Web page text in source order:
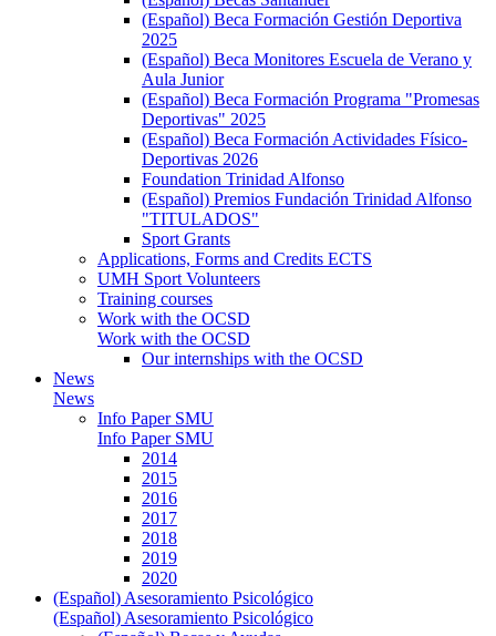
(Español) Beca Formación Gestión Deportiva
2025
(Español) Beca Monitores Escuela de Verano y
Aula Junior
(Español) Beca Formación Programa "Promesas
Deportivas" 2025
(Español) Beca Formación Actividades Físico-
Deportivas 2026
Foundation Trinidad Alfonso
(Español) Premios Fundación Trinidad Alfonso
"TITULADOS"
Sport Grants
Applications, Forms and Credits ECTS
UMH Sport Volunteers
Training courses
Work with the OCSD
Work with the OCSD
Our internships with the OCSD
News
News
Info Paper SMU
Info Paper SMU
2014
2015
2016
2017
2018
2019
2020
(Español) Asesoramiento Psicológico
(Español) Asesoramiento Psicológico